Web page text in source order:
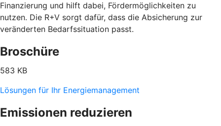
Finanzierung und hilft dabei, Fördermöglichkeiten zu
nutzen. Die R+V sorgt dafür, dass die Absicherung zur
veränderten Bedarfssituation passt.
Broschüre
583 KB
Lösungen für Ihr Energiemanagement
Emissionen reduzieren